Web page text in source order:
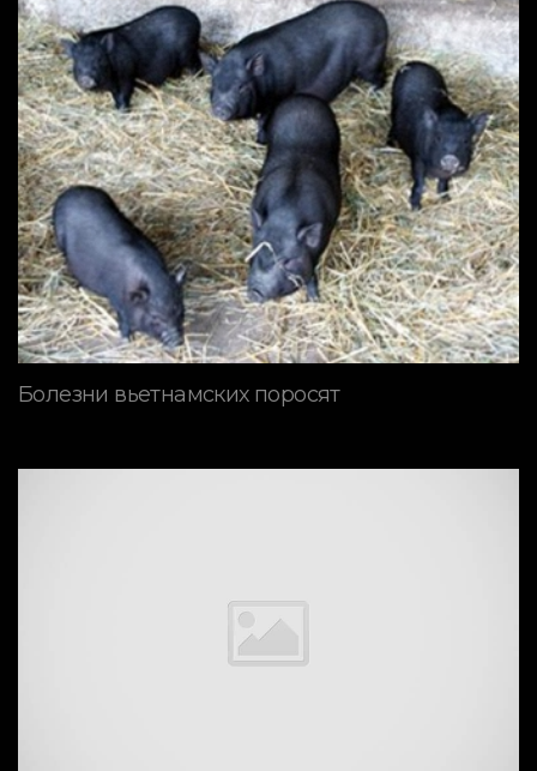
Болезни вьетнамских поросят